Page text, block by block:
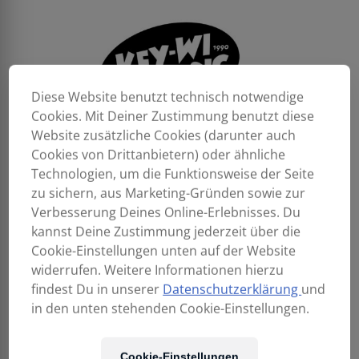
Diese Website benutzt technisch notwendige
Cookies. Mit Deiner Zustimmung benutzt diese
Website zusätzliche Cookies (darunter auch
Cookies von Drittanbietern) oder ähnliche
Technologien, um die Funktionsweise der Seite
zu sichern, aus Marketing-Gründen sowie zur
Verbesserung Deines Online-Erlebnisses. Du
kannst Deine Zustimmung jederzeit über die
Cookie-Einstellungen unten auf der Website
widerrufen. Weitere Informationen hierzu
findest Du in unserer Datenschutzerklärung und
in den unten stehenden Cookie-Einstellungen.